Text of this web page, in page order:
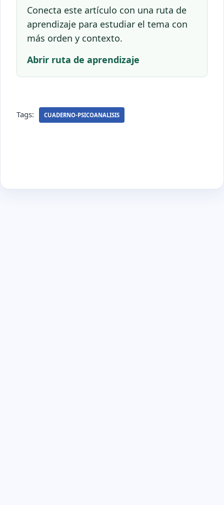
Conecta este artículo con una ruta de
aprendizaje para estudiar el tema con
más orden y contexto.
Abrir ruta de aprendizaje
Tags: CUADERNO-PSICOANALISIS